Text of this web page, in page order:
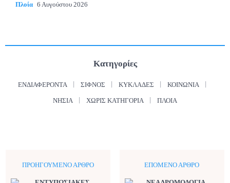
Πλοία 6 Αυγούστου 2026
Κατηγορίες
ΕΝΔΙΑΦΈΡΟΝΤΑ ΣΊΦΝΟΣ ΚΥΚΛΆΔΕΣ ΚΟΙΝΩΝΊΑ
ΝΗΣΙΆ ΧΩΡΊΣ ΚΑΤΗΓΟΡΊΑ ΠΛΟΊΑ
ΠΡΟΗΓΟΎΜΕΝΟ ΆΡΘΡΟ ΕΠΌΜΕΝΟ ΆΡΘΡΟ